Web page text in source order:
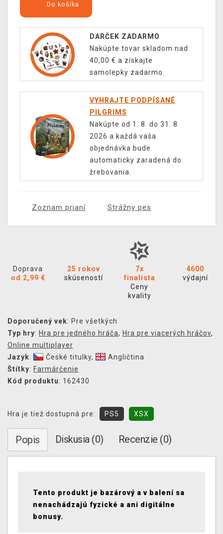
Do košíka
DARČEK ZADARMO
Nakúpte tovar skladom nad
40,00 € a získajte
samolepky zadarmo.
VYHRAJTE PODPÍSANÉ
PILGRIMS
Nakúpte od 1. 8. do 31. 8.
2026 a každá vaša
objednávka bude
automaticky zaradená do
žrebovania.
Zoznam prianí Strážny pes
Doprava
od 2,99 €
25 rokov
skúseností
7x
finalista
Ceny
kvality
4600
výdajní
Doporučený vek: Pre všetkých
Typ hry: Hra pre jedného hráča, Hra pre viacerých hráčov,
Online multiplayer
Jazyk: České titulky,
Angličtina
Štítky: Farmárčenie
Kód produktu: 162430
Hra je tiež dostupná pre: PS5 XSX
Popis Diskusia (0) Recenzie (0)
Tento produkt je bazárový a v balení sa
nenachádzajú fyzické a ani digitálne
bonusy.